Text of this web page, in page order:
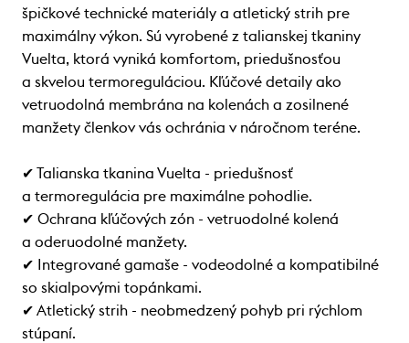
špičkové technické materiály a atletický strih pre
maximálny výkon. Sú vyrobené z talianskej tkaniny
Vuelta, ktorá vyniká komfortom, priedušnosťou
a skvelou termoreguláciou. Kľúčové detaily ako
vetruodolná membrána na kolenách a zosilnené
manžety členkov vás ochránia v náročnom teréne.
✔ Talianska tkanina Vuelta - priedušnosť
a termoregulácia pre maximálne pohodlie.
✔ Ochrana kľúčových zón - vetruodolné kolená
a oderuodolné manžety.
✔ Integrované gamaše - vodeodolné a kompatibilné
so skialpovými topánkami.
✔ Atletický strih - neobmedzený pohyb pri rýchlom
stúpaní.